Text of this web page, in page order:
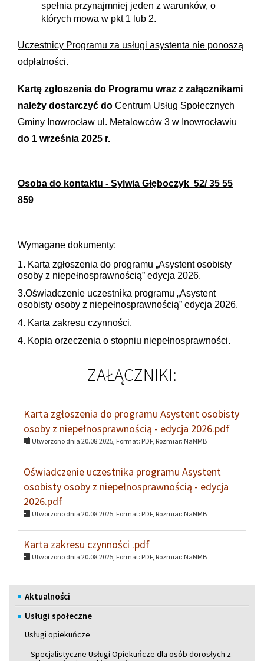
spełnia przynajmniej jeden z warunków, o
których mowa w pkt 1 lub 2.
Uczestnicy Programu za usługi asystenta nie ponoszą
odpłatności.
Kartę zgłoszenia do Programu wraz z załącznikami
należy dostarczyć do Centrum Usług Społecznych
Gminy Inowrocław ul. Metalowców 3 w Inowrocławiu
do 1 września 2025 r.
Osoba do kontaktu - Sylwia Głęboczyk 52/ 35 55
859
Wymagane dokumenty:
1. Karta zgłoszenia do programu „Asystent osobisty
osoby z niepełnosprawnością” edycja 2026.
3.Oświadczenie uczestnika programu „Asystent
osobisty osoby z niepełnosprawnością” edycja 2026.
4. Karta zakresu czynności.
4. Kopia orzeczenia o stopniu niepełnosprawności.
ZAŁĄCZNIKI:
Karta zgłoszenia do programu Asystent osobisty
osoby z niepełnosprawnością - edycja 2026.pdf
Utworzono dnia 20.08.2025, Format: PDF, Rozmiar: NaNMB
Oświadczenie uczestnika programu Asystent
osobisty osoby z niepełnosprawnością - edycja
2026.pdf
Utworzono dnia 20.08.2025, Format: PDF, Rozmiar: NaNMB
Karta zakresu czynności .pdf
Utworzono dnia 20.08.2025, Format: PDF, Rozmiar: NaNMB
Menu
Aktualności
Usługi społeczne
Usługi opiekuńcze
Specjalistyczne Usługi Opiekuńcze dla osób dorosłych z